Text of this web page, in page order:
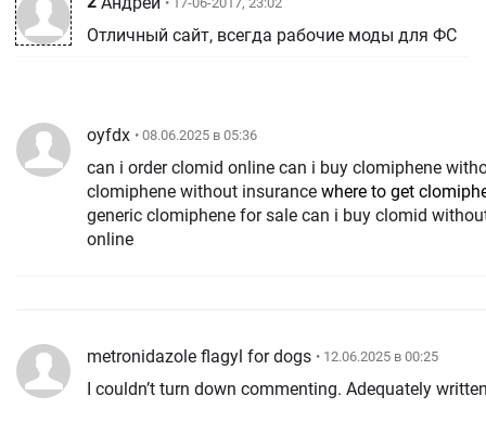
Отличный сайт, всегда рабочие моды для ФС
oyfdx • 08.06.2025 в 05:36
can i order clomid online can i buy clomiphene
clomiphene without insurance where to get
generic clomiphene for sale can i buy clomid
online
metronidazole flagyl for dogs • 12.06.2025 в 00:25
I couldn’t turn down commenting. Adequately